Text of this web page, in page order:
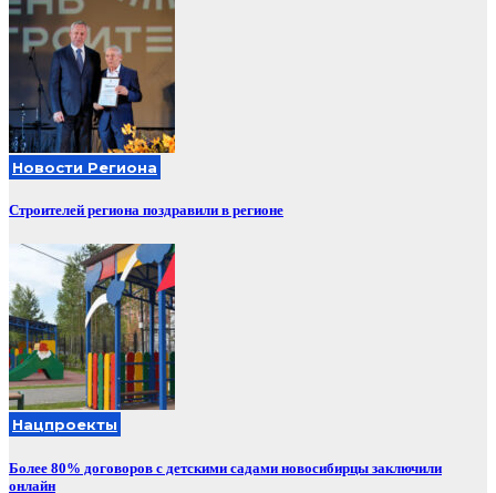
Новости Региона
Строителей региона поздравили в регионе
Нацпроекты
Более 80% договоров с детскими садами новосибирцы заключили
онлайн